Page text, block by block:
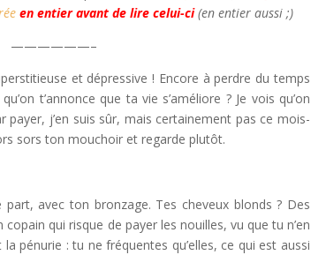
en entier avant de lire celui-ci (en entier aussi ;)
——————–
et dépressive ! Encore à perdre du temps
t’annonce que ta vie s’améliore ? Je vois qu’on
payer, j’en suis sûr, mais certainement pas ce mois-
sors ton mouchoir et regarde plutôt.
part, avec ton bronzage. Tes cheveux blonds ? Des
qui risque de payer les nouilles, vu que tu n’en
pénurie : tu ne fréquentes qu’elles, ce qui est aussi